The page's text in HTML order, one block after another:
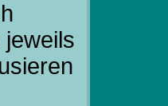
jeweils